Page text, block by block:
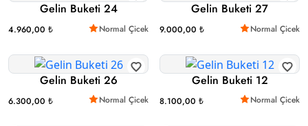
Gelin Buketi 24
4.960,00 ₺ Normal Çicek
Gelin Buketi 27
9.000,00 ₺ Normal Çicek
Gelin Buketi 26
6.300,00 ₺ Normal Çicek
Gelin Buketi 12
8.100,00 ₺ Normal Çicek